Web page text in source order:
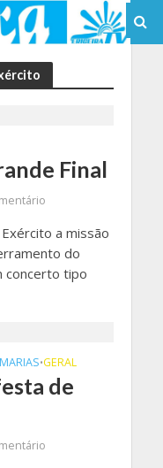
Final
a missão
do
concerto tipo
•GERAL
de